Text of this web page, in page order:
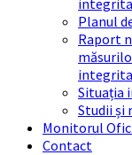
Planul
Raport
Situația
Studii și
Monitorul
Contact